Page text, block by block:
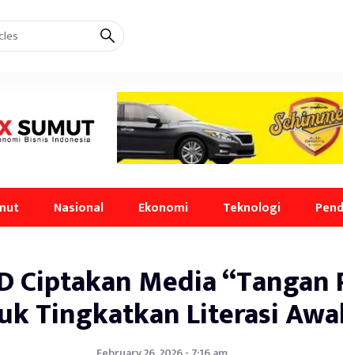
Nasional Ekonomi Teknologi
Ciptakan Media
Tingkatkan Literasi